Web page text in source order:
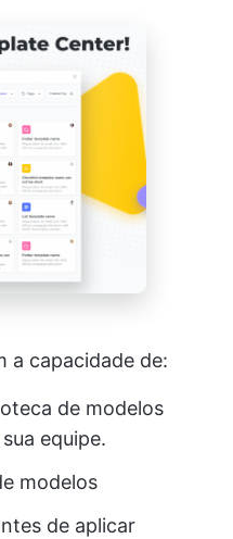
a capacidade de:
de modelos
equipe.
modelos
de aplicar